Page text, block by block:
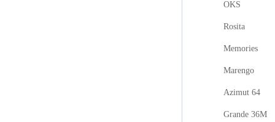
OKS
Rosita
Memories
Marengo
Azimut 64
Grande 36M